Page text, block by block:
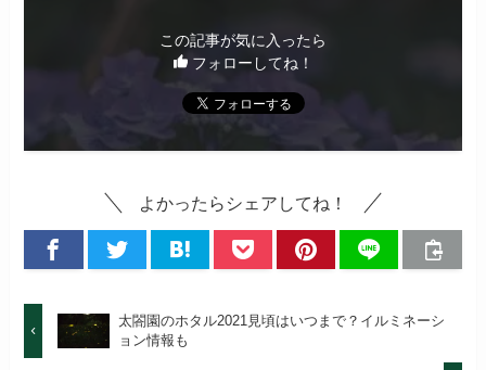
この記事が気に入ったら
フォローしてね！
よかったらシェアしてね！
太閤園のホタル2021見頃はいつまで？イルミネーシ
ョン情報も